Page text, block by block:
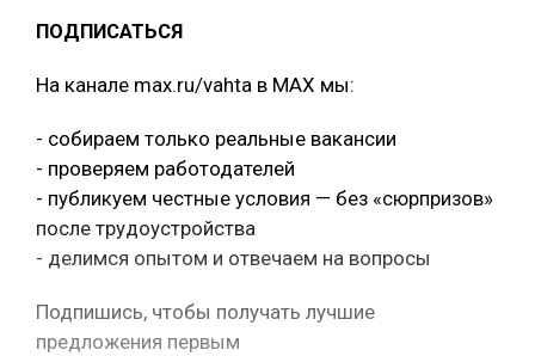
ПОДПИСАТЬСЯ
На канале max.ru/vahta в MAX мы:
- собираем только реальные вакансии
- проверяем работодателей
- публикуем честные условия — без «сюрпризов»
после трудоустройства
- делимся опытом и отвечаем на вопросы
Подпишись, чтобы получать лучшие
предложения первым